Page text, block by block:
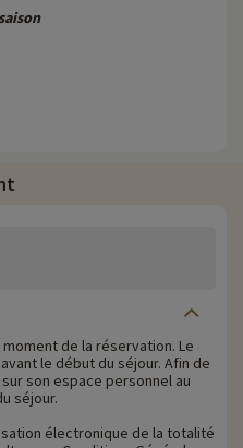
de la réservation. Le
le début du séjour. Afin de
son espace personnel au
séjour.
électronique de la totalité